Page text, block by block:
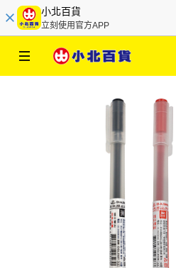
小北百貨
立刻使用官方APP